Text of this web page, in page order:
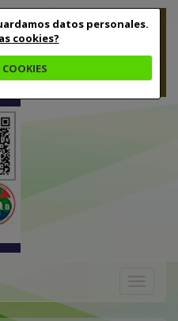
datos personales.
cookies?